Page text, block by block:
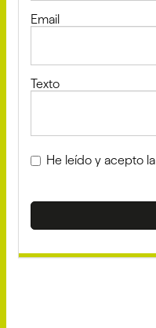
Email
Texto
He leído y acepto la